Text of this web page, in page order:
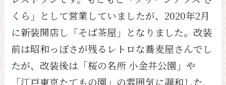
くら」として営業していましたが、2020年2月
に新装開店し「そば茶屋」となりました。改装
前は昭和っぽさが残るレトロな蕎麦屋さんでし
たが、改装後は「桜の名所 小金井公園」や
「江戸東京たてもの園」の雰囲気に調和した、